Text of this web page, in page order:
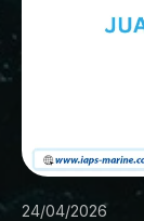
24/04/2026